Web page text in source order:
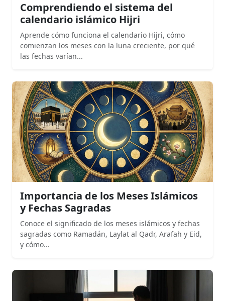
Comprendiendo el sistema del
calendario islámico Hijri
Aprende cómo funciona el calendario Hijri, cómo
comienzan los meses con la luna creciente, por qué
las fechas varían...
Importancia de los Meses Islámicos
y Fechas Sagradas
Conoce el significado de los meses islámicos y fechas
sagradas como Ramadán, Laylat al Qadr, Arafah y Eid,
y cómo...